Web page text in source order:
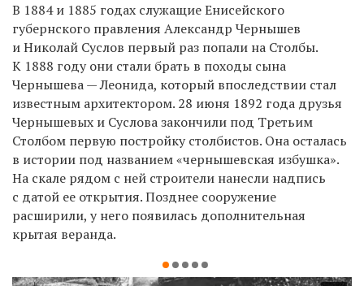
В 1884 и 1885 годах служащие Енисейского
губернского правления Александр Чернышев
и Николай Суслов первый раз попали на Столбы.
К 1888 году они стали брать в походы сына
Чернышева — Леонида, который впоследствии стал
известным архитектором. 28 июня 1892 года друзья
Чернышевых и Суслова закончили под Третьим
Столбом первую постройку столбистов. Она осталась
в истории под названием «чернышевская избушка».
На скале рядом с ней строители нанесли надпись
с датой ее открытия. Позднее сооружение
расширили, у него появилась дополнительная
крытая веранда.